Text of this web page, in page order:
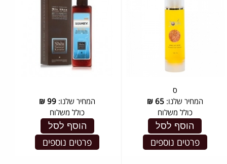
ס
המחיר שלנו:65
₪
כולל משלוח
הוסף לסל
פרטים נוספים
המחיר שלנו: 99
₪
כולל משלוח
הוסף לסל
פרטים נוספים